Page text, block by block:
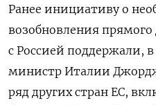
Ранее инициативу о
возобновления
с Россией поддержали,
министр Италии
ряд других стран ЕС,